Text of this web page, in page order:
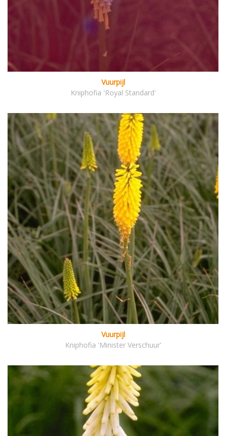
Vuurpijl
Kniphofia 'Royal Standard'
Vuurpijl
Kniphofia 'Minister Verschuur'